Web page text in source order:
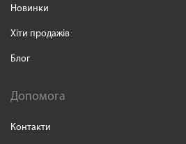
Новинки
Хіти продажів
Блог
Допомога
Контакти